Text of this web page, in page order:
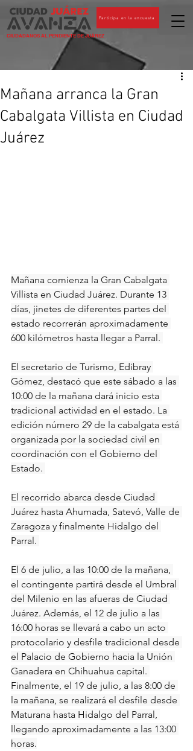
CIUDADANOS AL PENDIENTE DE JUÁREZ
Participa en la encuesta
Mañana arranca la Gran
Cabalgata Villista en Ciudad
Juárez
Mañana comienza la Gran Cabalgata
Villista en Ciudad Juárez. Durante 13
días, jinetes de diferentes partes del
estado recorrerán aproximadamente
600 kilómetros hasta llegar a Parral.
El secretario de Turismo, Edibray
Gómez, destacó que este sábado a las
10:00 de la mañana dará inicio esta
tradicional actividad en el estado. La
edición número 29 de la cabalgata está
organizada por la sociedad civil en
coordinación con el Gobierno del
Estado.
El recorrido abarca desde Ciudad
Juárez hasta Ahumada, Satevó, Valle de
Zaragoza y finalmente Hidalgo del
Parral.
El 6 de julio, a las 10:00 de la mañana,
el contingente partirá desde el Umbral
del Milenio en las afueras de Ciudad
Juárez. Además, el 12 de julio a las
16:00 horas se llevará a cabo un acto
protocolario y desfile tradicional desde
el Palacio de Gobierno hacia la Unión
Ganadera en Chihuahua capital.
Finalmente, el 19 de julio, a las 8:00 de
la mañana, se realizará el desfile desde
Maturana hasta Hidalgo del Parral,
llegando aproximadamente a las 13:00
horas.